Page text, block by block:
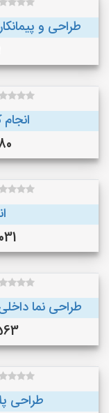
طراحی و
طراحی نما
طراحی